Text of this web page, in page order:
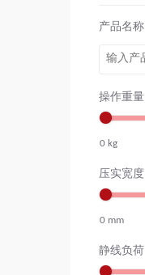
产品名称
操作重量
0 kg
压实宽度
0 mm
静线负荷